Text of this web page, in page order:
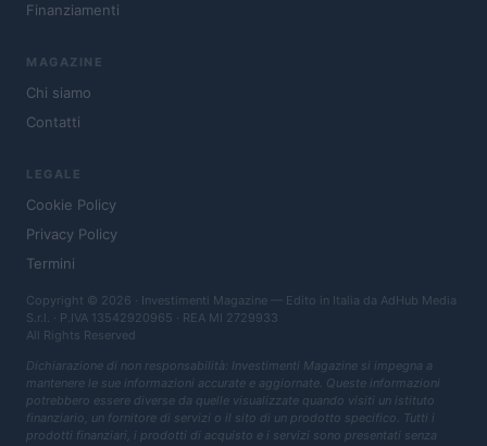
Finanziamenti
MAGAZINE
Chi siamo
Contatti
LEGALE
Cookie Policy
Privacy Policy
Termini
Copyright © 2026 · Investimenti Magazine — Edito in Italia da AdHub Media
S.r.l. · P.IVA 13542920965 · REA MI 2729933
All Rights Reserved
Dichiarazione di non responsabilità: Investimenti Magazine si impegna a
mantenere le sue informazioni accurate e aggiornate. Queste informazioni
potrebbero essere diverse da quelle visualizzate quando visiti un istituto
finanziario, un fornitore di servizi o il sito di un prodotto specifico. Tutti i
prodotti finanziari, i prodotti di acquisto e i servizi sono presentati senza